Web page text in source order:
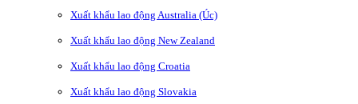
Xuất khẩu lao động Australia (Úc)
Xuất khẩu lao động New Zealand
Xuất khẩu lao động Croatia
Xuất khẩu lao động Slovakia